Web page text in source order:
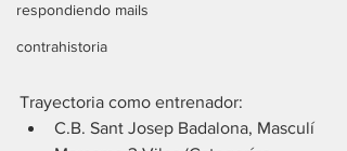
respondiendo mails
contrahistoria
Trayectoria como entrenador:
C.B. Sant Josep Badalona, Masculí